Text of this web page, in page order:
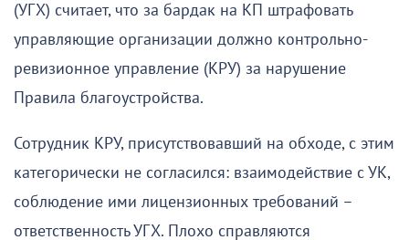
(УГХ) считает, что за бардак на КП штрафовать
управляющие организации должно контрольно-
ревизионное управление (КРУ) за нарушение
Правила благоустройства.
Сотрудник КРУ, присутствовавший на обходе, с этим
категорически не согласился: взаимодействие с УК,
соблюдение ими лицензионных требований –
ответственность УГХ. Плохо справляются